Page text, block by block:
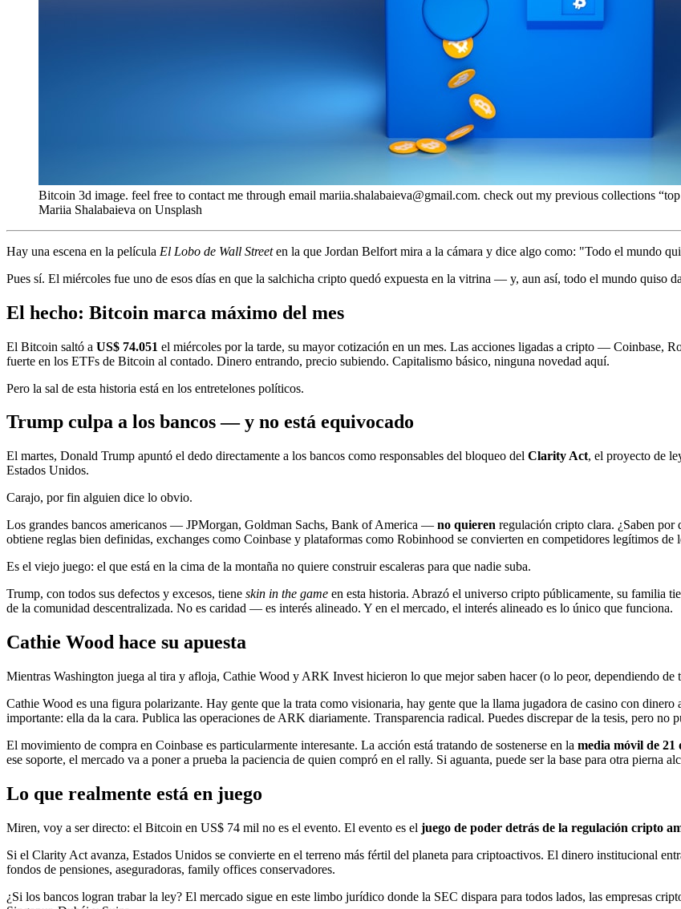
Bitcoin 3d image. feel free to contact me through email mariia.shalabaieva@gmail.com. check out my previous collections
Mariia Shalabaieva on Unsplash
Hay una escena en la película El Lobo de Wall Streeten la que Jordan Belfort mira a la cámara y dice algo como: "Todo el mundo
Pues sí. El miércoles fue uno de esos días en que la salchicha cripto quedó expuesta en la vitrina — y, aun así, todo el mundo quiso
El hecho: Bitcoin marca máximo del mes
El Bitcoin saltó a US$ 74.051 el miércoles por la tarde, su mayor cotización en un mes. Las acciones ligadas a cripto — Coinbase,
fuerte en los ETFs de Bitcoin al contado. Dinero entrando, precio subiendo. Capitalismo básico, ninguna novedad aquí.
Pero la sal de esta historia está en los entretelones políticos.
Trump culpa a los bancos — y no está equivocado
El martes, Donald Trump apuntó el dedo directamente a los bancos como responsables del bloqueo del Clarity Act, el proyecto de
Estados Unidos.
Carajo, por fin alguien dice lo obvio.
Los grandes bancos americanos — JPMorgan, Goldman Sachs, Bank of America — no quieren regulación cripto clara. ¿Saben
obtiene reglas bien definidas, exchanges como Coinbase y plataformas como Robinhood se convierten en competidores legítimos
Es el viejo juego: el que está en la cima de la montaña no quiere construir escaleras para que nadie suba.
Trump, con todos sus defectos y excesos, tiene skin in the game en esta historia. Abrazó el universo cripto públicamente, su familia
de la comunidad descentralizada. No es caridad — es interés alineado. Y en el mercado, el interés alineado es lo único que funciona.
Cathie Wood hace su apuesta
Mientras Washington juega al tira y afloja, Cathie Wood y ARK Invest hicieron lo que mejor saben hacer (o lo peor, dependiendo de
Cathie Wood es una figura polarizante. Hay gente que la trata como visionaria, hay gente que la llama jugadora de casino con
importante: ella da la cara. Publica las operaciones de ARK diariamente. Transparencia radical. Puedes discrepar de la tesis, pero no
El movimiento de compra en Coinbase es particularmente interesante. La acción está tratando de sostenerse en la media móvil de 21
ese soporte, el mercado va a poner a prueba la paciencia de quien compró en el rally. Si aguanta, puede ser la base para otra pierna
Lo que realmente está en juego
Miren, voy a ser directo: el Bitcoin en US$ 74 mil no es el evento. El evento es el juego de poder detrás de la regulación cripto
Si el Clarity Act avanza, Estados Unidos se convierte en el terreno más fértil del planeta para criptoactivos. El dinero institucional
fondos de pensiones, aseguradoras, family offices conservadores.
¿Si los bancos logran trabar la ley? El mercado sigue en este limbo jurídico donde la SEC dispara para todos lados, las empresas